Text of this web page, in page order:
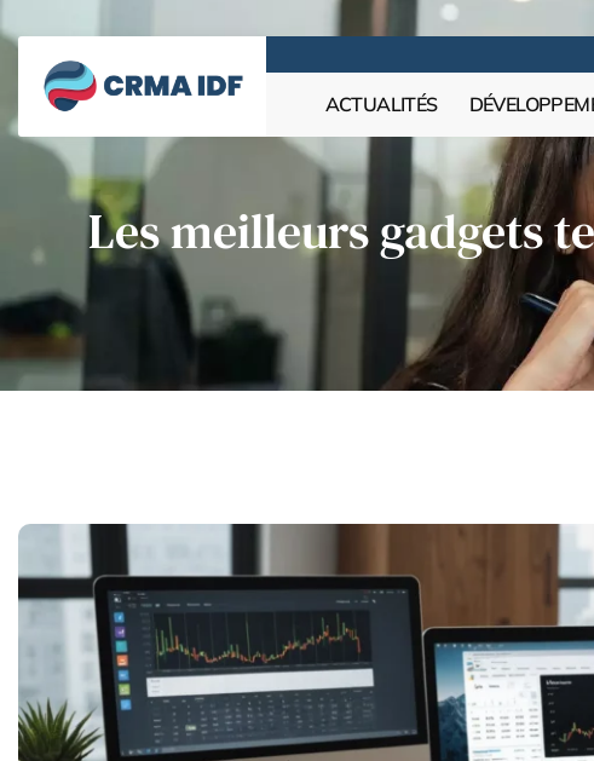
ACTUALITÉS
Les meilleurs gadgets